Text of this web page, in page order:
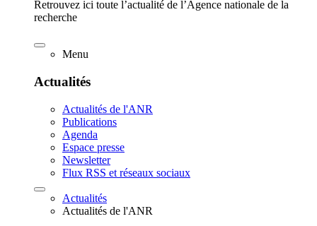
Retrouvez ici toute l’actualité de l’Agence nationale de la
recherche
Menu
Actualités
Actualités de l'ANR
Publications
Agenda
Espace presse
Newsletter
Flux RSS et réseaux sociaux
Actualités
Actualités de l'ANR